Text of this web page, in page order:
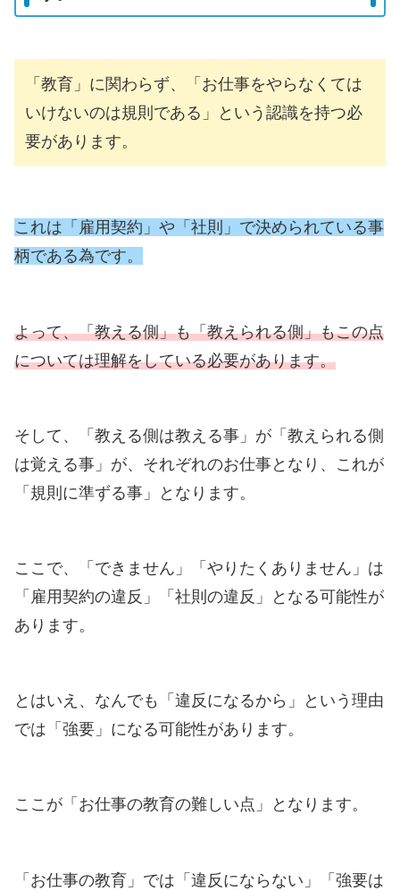
「教育」に関わらず、「お仕事をやらなくては
いけないのは規則である」という認識を持つ必
要があります。
これは「雇用契約」や「社則」で決められている事
柄である為です。
よって、「教える側」も「教えられる側」もこの点
については理解をしている必要があります。
そして、「教える側は教える事」が「教えられる側
は覚える事」が、それぞれのお仕事となり、これが
「規則に準ずる事」となります。
ここで、「できません」「やりたくありません」は
「雇用契約の違反」「社則の違反」となる可能性が
あります。
とはいえ、なんでも「違反になるから」という理由
では「強要」になる可能性があります。
ここが「お仕事の教育の難しい点」となります。
「お仕事の教育」では「違反にならない」「強要は